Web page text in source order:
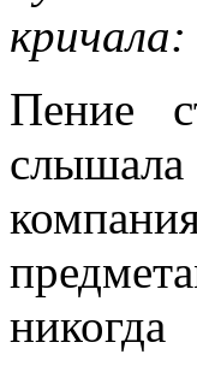
Пение